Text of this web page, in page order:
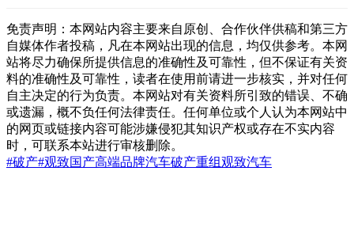
免责声明：本网站内容主要来自原创、合作伙伴供稿和第三方
自媒体作者投稿，凡在本网站出现的信息，均仅供参考。本网
站将尽力确保所提供信息的准确性及可靠性，但不保证有关资
料的准确性及可靠性，读者在使用前请进一步核实，并对任何
自主决定的行为负责。本网站对有关资料所引致的错误、不确
或遗漏，概不负任何法律责任。任何单位或个人认为本网站中
的网页或链接内容可能涉嫌侵犯其知识产权或存在不实内容
时，可联系本站进行审核删除。
#破产#观致国产高端品牌汽车破产重组观致汽车